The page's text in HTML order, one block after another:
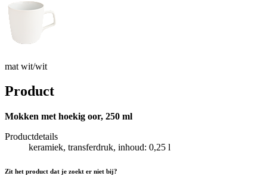
mat wit/wit
Product
Mokken met hoekig oor, 250 ml
Productdetails
keramiek, transferdruk, inhoud: 0,25 l
Zit het product dat je zoekt er niet bij?